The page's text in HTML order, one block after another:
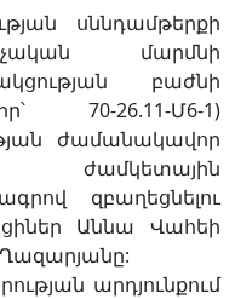
սննդամթերքի
մարմնի
բաժնի
70-26.11-Մ6-1)
ժամանակավոր
զբաղեցնելու
Աննա Վահեի
արդյունքում